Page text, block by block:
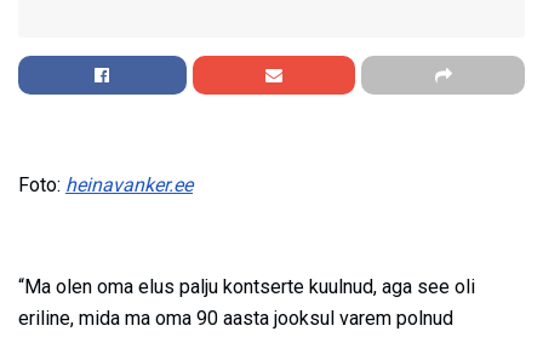
Foto: heinavanker.ee
“Ma olen oma elus palju kontserte kuulnud, aga see oli
eriline, mida ma oma 90 aasta jooksul varem polnud